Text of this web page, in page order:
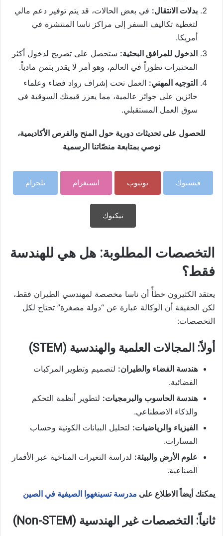
بدلات الانتقال: في بعض الحالات، قد يتم توفير دعم مالي
لتغطية تكاليف السفر إلى مراكز ناسا المنتشرة في
أمريكا.
الدخول للمرافق البحثية: ستحصل على تصريح لدخول أكثر
المختبرات تطوراً في العالم، وهو أمر لا يقدر بثمن مادياً.
التوجيه المهني: العمل تحت إشراف رواد فضاء وعلماء
حائزين على جوائز عالمية، مما يعزز قيمتك السوقية في
سوق العمل المستقبلي.
للحصول على تحديثات دورية حول المنح والفرص الأكاديمية،
نوصي بمتابعة منصّاتنا الرسمية
فيسبوك يوتيوب انستغرام تلجرام
تيكتوك
التخصصات المطلوبة: هل هي للهندسة
فقط؟
يعتقد الكثيرون خطأً أن ناسا مخصصة لمهندسي الطيران فقط،
لكن الحقيقة أن الوكالة عبارة عن “دولة مصغرة” تحتاج لكل
التخصصات:
أولاً: المجالات العلمية والهندسية (STEM)
هندسة الفضاء والطيران: لتصميم وتطوير المركبات
الفضائية.
هندسة الحاسوب والبرمجيات: لتطوير أنظمة التحكم
والذكاء الاصطناعي.
الفيزياء والرياضيات: لتحليل البيانات الكونية وحساب
المسارات.
علوم الأرض والبيئة: لدراسة التغيرات المناخية عبر الأقمار
الصناعية.
يمكنك أيضاً الاطلاع على مدرسة تسينغهوا الصيفية في الصين
ثانياً: التخصصات غير الهندسية (Non-STEM)